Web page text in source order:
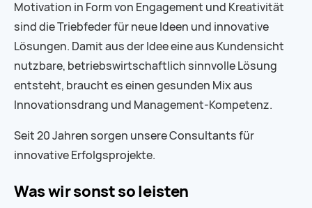
Motivation in Form von Engagement und Kreativität
sind die Triebfeder für neue Ideen und innovative
Lösungen. Damit aus der Idee eine aus Kundensicht
nutzbare, betriebswirtschaftlich sinnvolle Lösung
entsteht, braucht es einen gesunden Mix aus
Innovationsdrang und Management-Kompetenz.
Seit 20 Jahren sorgen unsere Consultants für
innovative Erfolgsprojekte.
Was wir sonst so leisten